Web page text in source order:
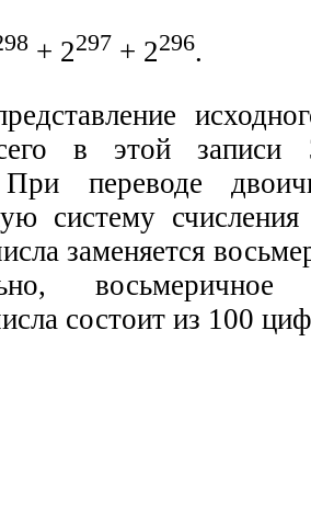
+ 2297 + 2296.
в этой записи
При переводе
систему
заменяется
восьмеричное
состоит из 100